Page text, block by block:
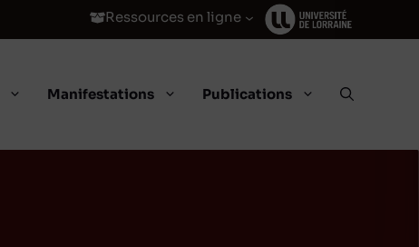
Ressources en ligne
Manifestations Publications